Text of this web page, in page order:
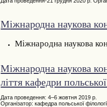
Міжнародна наукова
Міжнародна наукова
Міжнародна наукова
ліття кафедри
Дата проведення: 4–6 жовтня 2019 р.
Організатор: кафедра польської